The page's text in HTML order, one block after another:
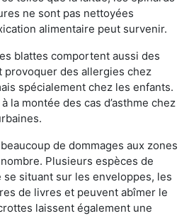
ne sont pas nettoyées
alimentaire peut survenir.
blattes comportent aussi des
provoquer des allergies chez
spécialement chez les enfants.
la montée des cas d’asthme chez
de dommages aux zones
Plusieurs espèces de
situant sur les enveloppes, les
de livres et peuvent abîmer le
laissent également une